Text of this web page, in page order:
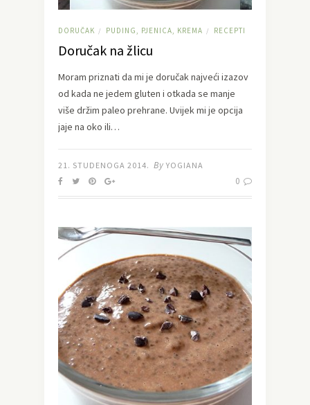
DORUČAK / PUDING, PJENICA, KREMA / RECEPTI
Doručak na žlicu
Moram priznati da mi je doručak najveći izazov
od kada ne jedem gluten i otkada se manje
više držim paleo prehrane. Uvijek mi je opcija
jaje na oko ili…
21. STUDENOGA 2014. By YOGIANA
0